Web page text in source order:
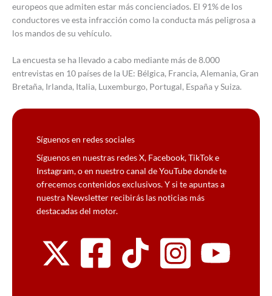
europeos que admiten estar más concienciados. El 91% de los
conductores ve esta infracción como la conducta más peligrosa a
los mandos de su vehículo.
La encuesta se ha llevado a cabo mediante más de 8.000
entrevistas en 10 países de la UE: Bélgica, Francia, Alemania, Gran
Bretaña, Irlanda, Italia, Luxemburgo, Portugal, España y Suiza.
Síguenos en redes sociales
Síguenos en nuestras redes X, Facebook, TikTok e
Instagram, o en nuestro canal de YouTube donde te
ofrecemos contenidos exclusivos. Y si te apuntas a
nuestra Newsletter recibirás las noticias más
destacadas del motor.